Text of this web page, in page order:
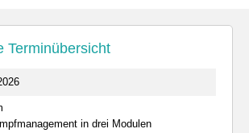
Terminübersicht
in drei Modulen